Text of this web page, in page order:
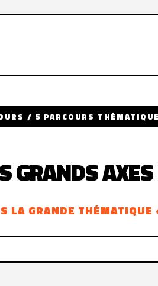
/ 5 PARCOURS
GRANDS
LA GRANDE